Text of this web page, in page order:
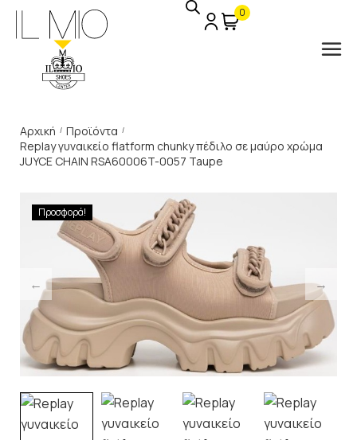
0
Αρχική / Προϊόντα /
Replay γυναικείο flatform chunky πέδιλο σε μαύρο χρώμα
JUYCE CHAIN RSA60006T-0057 Taupe
Προσφορά!